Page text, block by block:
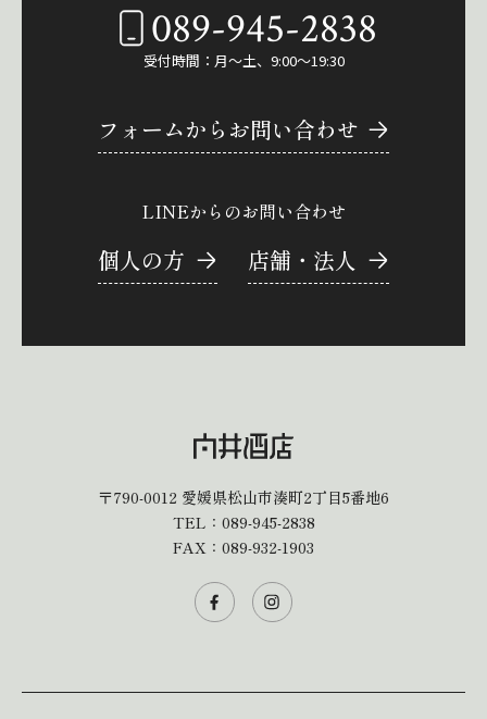
089-945-2838
受付時間：月～土、9:00～19:30
フォームからお問い合わせ
LINEからのお問い合わせ
個人の方 店舗・法人
〒790-0012 愛媛県松山市湊町2丁目5番地6
TEL： 089-945-2838
FAX：089-932-1903